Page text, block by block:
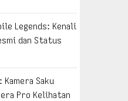
Legends: Kenali
dan Status
Kamera Saku
Pro Kelihatan